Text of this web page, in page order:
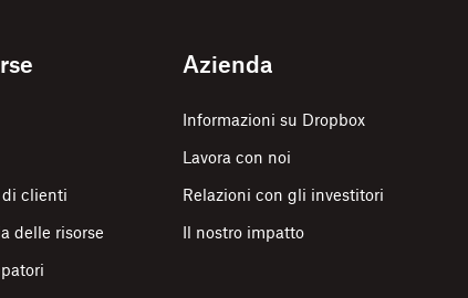
di clienti
delle risorse
Azienda
Informazioni su Dropbox
Lavora con noi
Relazioni con gli investitori
Il nostro impatto